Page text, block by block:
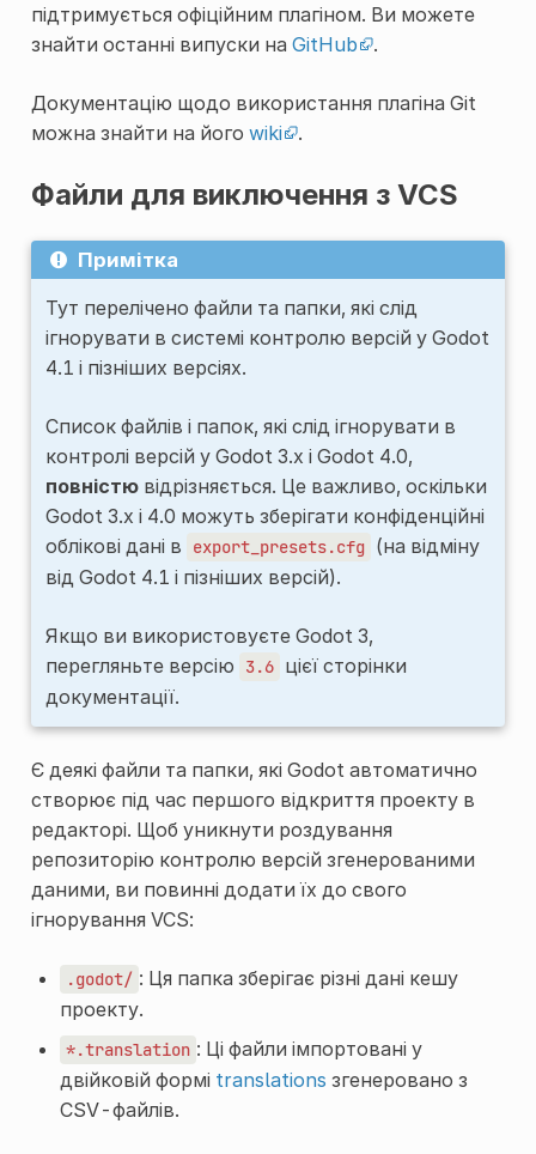
підтримується офіційним плагіном. Ви можете
знайти останні випуски на GitHub .
Документацію щодо використання плагіна Git
можна знайти на його wiki .
Файли для виключення з VCS
Примітка
Тут перелічено файли та папки, які слід
ігнорувати в системі контролю версій у Godot
4.1 і пізніших версіях.
Список файлів і папок, які слід ігнорувати в
контролі версій у Godot 3.x і Godot 4.0,
повністювідрізняється. Це важливо, оскільки
Godot 3.x і 4.0 можуть зберігати конфіденційні
облікові дані в
export_presets.cfg (на відміну
від Godot 4.1 і пізніших версій).
Якщо ви використовуєте Godot 3,
перегляньте версію
3.6 цієї сторінки
документації.
Є деякі файли та папки, які Godot автоматично
створює під час першого відкриття проекту в
редакторі. Щоб уникнути роздування
репозиторію контролю версій згенерованими
даними, ви повинні додати їх до свого
ігнорування VCS:
.godot/ : Ця папка зберігає різні дані кешу
проекту.
*.translation : Ці файли імпортовані у
двійковій формі translations згенеровано з
CSV-файлів.